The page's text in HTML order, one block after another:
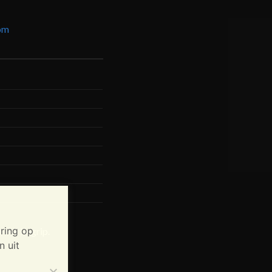
begrip.
op
uit